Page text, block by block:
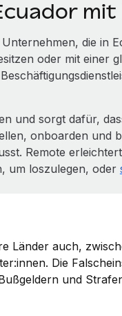
mit
die in
oder mit einer
und sorgt dafür,
onboarden und
Remote
um loszulegen, oder
Länder auch,
Die
und